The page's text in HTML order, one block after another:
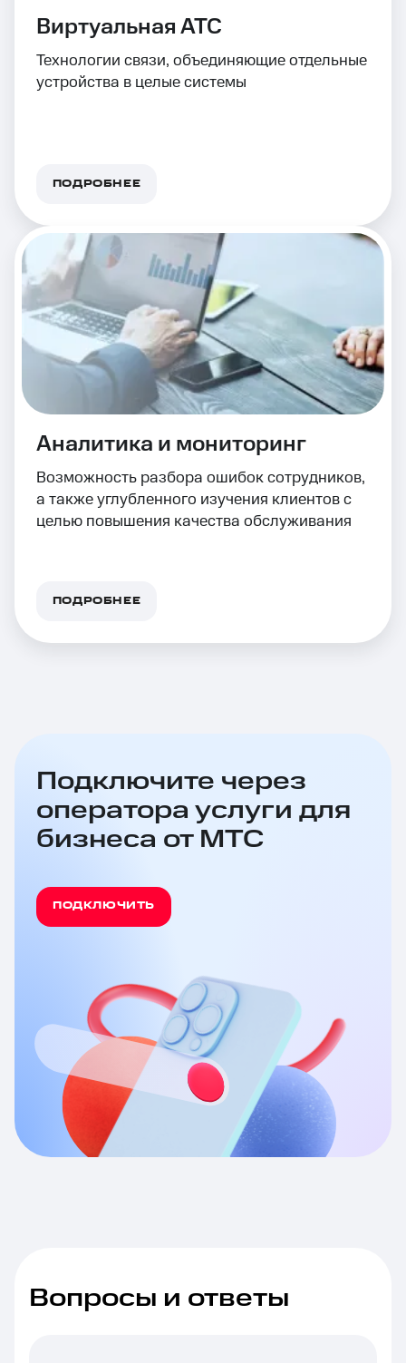
Виртуальная АТС
Технологии связи, объединяющие отдельные
устройства в целые системы
ПОДРОБНЕЕ
Аналитика и мониторинг
Возможность разбора ошибок сотрудников,
а также углубленного изучения клиентов с
целью повышения качества обслуживания
ПОДРОБНЕЕ
Подключите через
оператора услуги для
бизнеса от МТС
ПОДКЛЮЧИТЬ
Вопросы и ответы